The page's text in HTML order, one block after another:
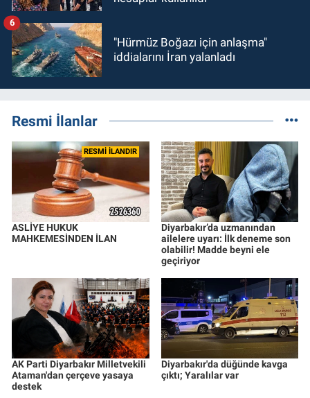
"Hürmüz Boğazı için anlaşma"
iddialarını İran yalanladı
6
Resmi İlanlar
RESMİ İLANDIR
ASLİYE HUKUK
MAHKEMESİNDEN İLAN
Diyarbakır’da uzmanından
ailelere uyarı: İlk deneme son
olabilir! Madde beyni ele
geçiriyor
AK Parti Diyarbakır Milletvekili
Ataman'dan çerçeve yasaya
destek
Diyarbakır'da düğünde kavga
çıktı; Yaralılar var